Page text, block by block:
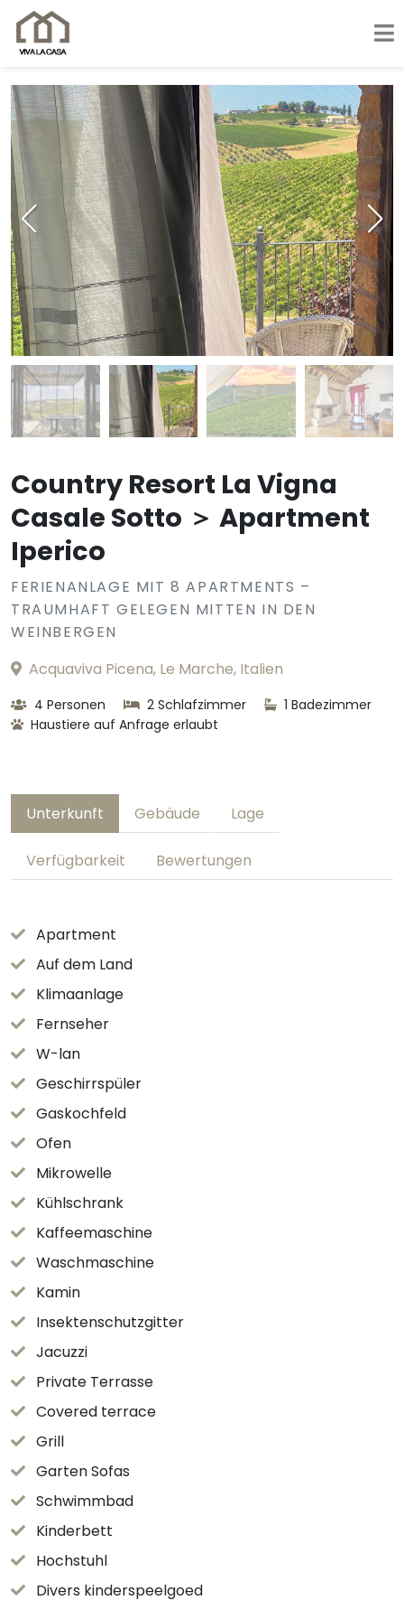
Country Resort La Vigna
Casale Sotto ＞ Apartment
Iperico
FERIENANLAGE MIT 8 APARTMENTS –
TRAUMHAFT GELEGEN MITTEN IN DEN
WEINBERGEN
Acquaviva Picena, Le Marche, Italien
4 Personen 2 Schlafzimmer
1 Badezimmer
Haustiere auf Anfrage erlaubt
Unterkunft Gebäude Lage
Verfügbarkeit Bewertungen
Apartment
Auf dem Land
Klimaanlage
Fernseher
W-lan
Geschirrspüler
Gaskochfeld
Ofen
Mikrowelle
Kühlschrank
Kaffeemaschine
Waschmaschine
Kamin
Insektenschutzgitter
Jacuzzi
Private Terrasse
Covered terrace
Grill
Garten Sofas
Schwimmbad
Kinderbett
Hochstuhl
Divers kinderspeelgoed